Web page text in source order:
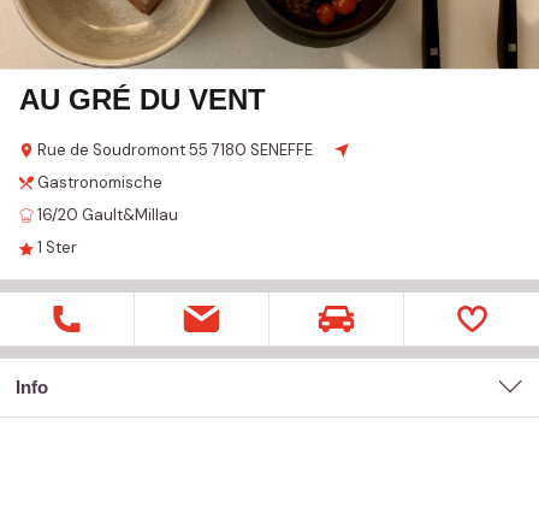
AU GRÉ DU VENT
Rue de Soudromont55 7180 SENEFFE
Gastronomische
16/20 Gault&Millau
1 Ster
Info